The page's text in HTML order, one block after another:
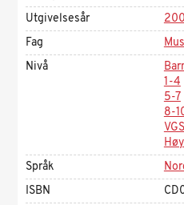
Utgivelsesår
Fag
Nivå
1-4
5-7
8-
VGS
Språk
ISBN